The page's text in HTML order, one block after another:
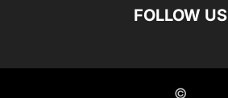
FOLLOW US
©